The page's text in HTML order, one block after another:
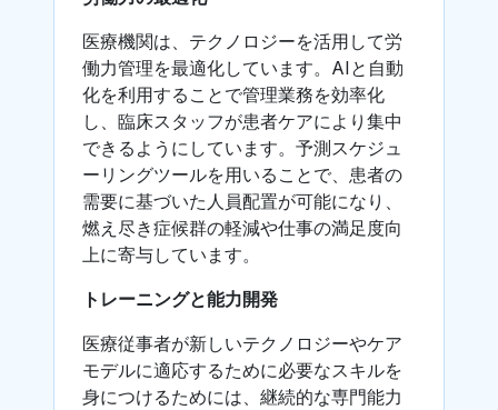
医療機関は、テクノロジーを活用して労
働力管理を最適化しています。AIと自動
化を利用することで管理業務を効率化
し、臨床スタッフが患者ケアにより集中
できるようにしています。予測スケジュ
ーリングツールを用いることで、患者の
需要に基づいた人員配置が可能になり、
燃え尽き症候群の軽減や仕事の満足度向
上に寄与しています。
トレーニングと能力開発
医療従事者が新しいテクノロジーやケア
モデルに適応するために必要なスキルを
身につけるためには、継続的な専門能力